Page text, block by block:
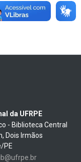
da UFRPE
- Biblioteca Central
Dois Irmãos
PE